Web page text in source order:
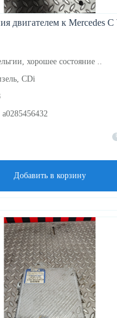
двигателем к Mercedes C
хорошее состояние ..
CDi
a0285456432
Добавить в корзину